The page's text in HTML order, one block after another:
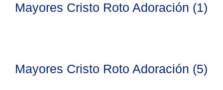
Mayores Cristo Roto Adoración (1)
Mayores Cristo Roto Adoración (5)